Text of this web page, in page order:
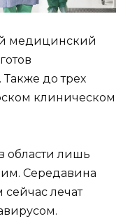
медицинский
Также до трех
клиническом
области лишь
Середавина
лечат